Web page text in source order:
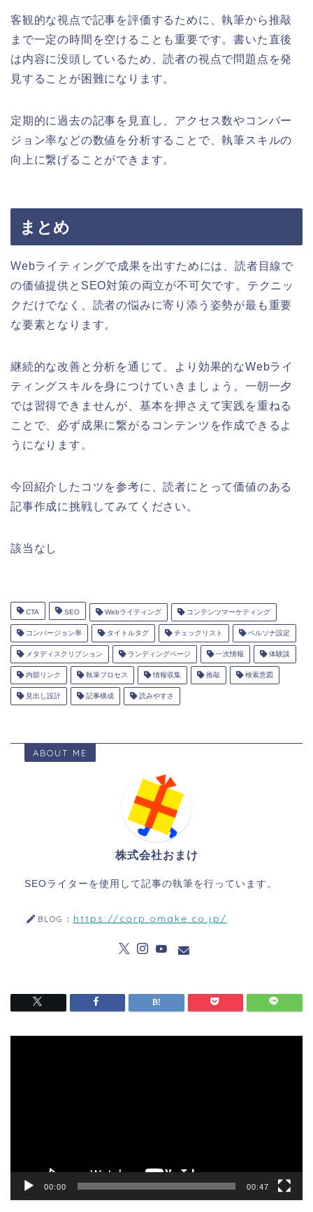
客観的な視点で記事を評価するために、執筆から推敲
まで一定の時間を空けることも重要です。書いた直後
は内容に没頭しているため、読者の視点で問題点を発
見することが困難になります。
定期的に過去の記事を見直し、アクセス数やコンバー
ジョン率などの数値を分析することで、執筆スキルの
向上に繋げることができます。
まとめ
Webライティングで成果を出すためには、読者目線で
の価値提供とSEO対策の両立が不可欠です。テクニッ
クだけでなく、読者の悩みに寄り添う姿勢が最も重要
な要素となります。
継続的な改善と分析を通じて、より効果的なWebライ
ティングスキルを身につけていきましょう。一朝一夕
では習得できませんが、基本を押さえて実践を重ねる
ことで、必ず成果に繋がるコンテンツを作成できるよ
うになります。
今回紹介したコツを参考に、読者にとって価値のある
記事作成に挑戦してみてください。
該当なし
CTA SEO Webライティング コンテンツマーケティング
コンバージョン率 タイトルタグ チェックリスト ペルソナ設定
メタディスクリプション ランディングページ 一次情報 体験談
内部リンク 執筆プロセス 情報収集 推敲 検索意図
見出し設計 記事構成 読みやすさ
ABOUT ME
株式会社おまけ
SEOライターを使用して記事の執筆を行っています。
BLOG： https://corp.omake.co.jp/
00:00 00:47